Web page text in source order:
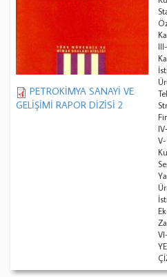
PETROKİMYA SANAYİ VE
GELİŞİMİ RAPOR DİZİSİ 2
V-